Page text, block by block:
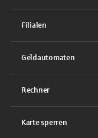
Filialen
Geldautomaten
Rechner
Karte sperren